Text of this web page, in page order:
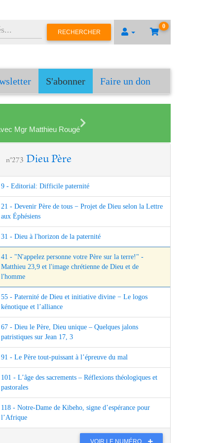
0
RECHERCHER
S'abonner Faire un don
Mgr Matthieu Rougé
n°273 Dieu Père
9 - Editorial: Difficile paternité
21 - Devenir Père de tous − Projet de Dieu selon la Lettre
aux Éphésiens
31 - Dieu à l'horizon de la paternité
41 - "N'appelez personne votre Père sur la terre!" -
Matthieu 23,9 et l'image chrétienne de Dieu et de
l'homme
55 - Paternité de Dieu et initiative divine − Le logos
kénotique et l’alliance
67 - Dieu le Père, Dieu unique – Quelques jalons
patristiques sur Jean 17, 3
91 - Le Père tout-puissant à l’épreuve du mal
101 - L’âge des sacrements – Réflexions théologiques et
pastorales
118 - Notre-Dame de Kibeho, signe d’espérance pour
l’Afrique
VOIR LE NUMÉRO